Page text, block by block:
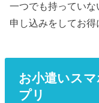
一つでも持ってい
申し込みをしてお得
お小遣いス
プリ